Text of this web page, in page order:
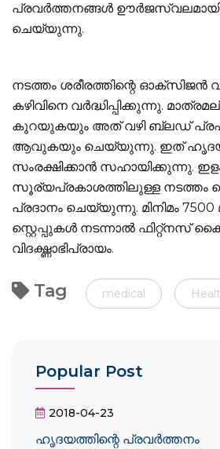
പ്രവര്‍ത്തനങ്ങള്‍
ചെയ്യുന്നു.
നടത്തം ശരീരത്തിന്റെ ഓക്‌സിജന്‍
കഴിവിനെ വര്‍ദ്ധിപ്പിക്കുന്നു.
കുറയുകയും അത് വഴി ബ്ലഡ്
ആവുകയും ചെയ്യുന്നു. ഇത്
സംരക്ഷിക്കാന്‍ സഹായിക്കുന്നു.
സൂര്യപ്രകാശത്തിലുള്ള നടത്തം
പ്രദാനം ചെയ്യുന്നു. മിനിമം
സ്റ്റെപ്പുകള്‍ നടന്നാല്‍ ഫിറ്റ്‌നസ്
വിദഗ്ദ്ധാഭിപ്രായം.
Tag medical
Popular Post
2018-04-23
ഹൃദയത്തിന്റെ പ്രവർത്തനം